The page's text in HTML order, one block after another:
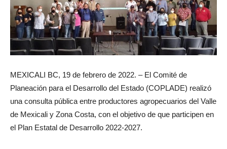
MEXICALI BC, 19 de febrero de 2022. – El Comité de
Planeación para el Desarrollo del Estado (COPLADE) realizó
una consulta pública entre productores agropecuarios del Valle
de Mexicali y Zona Costa, con el objetivo de que participen en
el Plan Estatal de Desarrollo 2022-2027.